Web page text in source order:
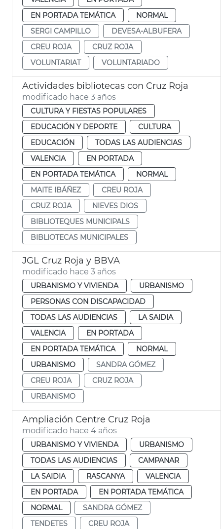
EN PORTADA TEMÁTICA
NORMAL
SERGI CAMPILLO
DEVESA-ALBUFERA
CREU ROJA
CRUZ ROJA
VOLUNTARIAT
VOLUNTARIADO
Actividades bibliotecas con Cruz Roja
modificado hace 3 años
CULTURA Y FIESTAS POPULARES
EDUCACIÓN Y DEPORTE
CULTURA
EDUCACIÓN
TODAS LAS AUDIENCIAS
VALENCIA
EN PORTADA
EN PORTADA TEMÁTICA
NORMAL
MAITE IBÁÑEZ
CREU ROJA
CRUZ ROJA
NIEVES DIOS
BIBLIOTEQUES MUNICIPALS
BIBLIOTECAS MUNICIPALES
JGL Cruz Roja y BBVA
modificado hace 3 años
URBANISMO Y VIVIENDA
URBANISMO
PERSONAS CON DISCAPACIDAD
TODAS LAS AUDIENCIAS
LA SAIDIA
VALENCIA
EN PORTADA
EN PORTADA TEMÁTICA
NORMAL
URBANISMO
SANDRA GÓMEZ
CREU ROJA
CRUZ ROJA
URBANISMO
Ampliación Centre Cruz Roja
modificado hace 4 años
URBANISMO Y VIVIENDA
URBANISMO
TODAS LAS AUDIENCIAS
CAMPANAR
LA SAIDIA
RASCANYA
VALENCIA
EN PORTADA
EN PORTADA TEMÁTICA
NORMAL
SANDRA GÓMEZ
TENDETES
CREU ROJA